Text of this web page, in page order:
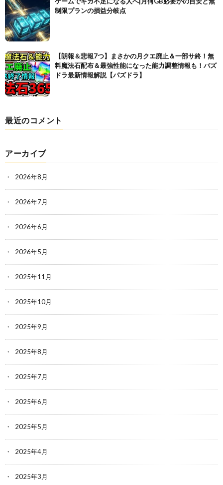
制限プランの損益分岐点
【朗報＆悲報7つ】まさかの月クエ廃止＆一部サ終！無
料魔法石配布＆最強性能になった能力調整情報も！パズ
ドラ最新情報解説【パズドラ】
最近のコメント
アーカイブ
2026年8月
2026年7月
2026年6月
2026年5月
2025年11月
2025年10月
2025年9月
2025年8月
2025年7月
2025年6月
2025年5月
2025年4月
2025年3月